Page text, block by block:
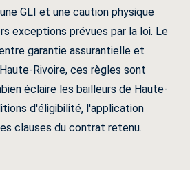
GLI et une caution physique
exceptions prévues par la loi. Le
garantie assurantielle et
Rivoire, ces règles sont
éclaire les bailleurs de Haute-
d'éligibilité, l'application
clauses du contrat retenu.